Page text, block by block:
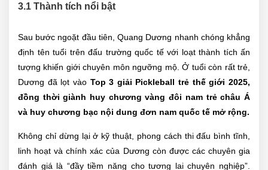
3.1 Thành tích nổi bật
Sau bước ngoặt đầu tiên, Quang Dương nhanh chóng khẳng
định tên tuổi trên đấu trường quốc tế với loạt thành tích ấn
tượng khiến giới chuyên môn ngưỡng mộ. Ở tuổi còn rất trẻ,
Dương đã lọt vào Top 3 giải Pickleball trẻ thế giới 2025,
đồng thời giành huy chương vàng đôi nam trẻ châu Á
và huy chương bạc nội dung đơn nam quốc tế mở rộng.
Không chỉ dừng lại ở kỹ thuật, phong cách thi đấu bình tĩnh,
linh hoạt và chính xác của Dương còn được các chuyên gia
đánh giá là “đầy tiềm năng cho tương lai chuyên nghiệp”.